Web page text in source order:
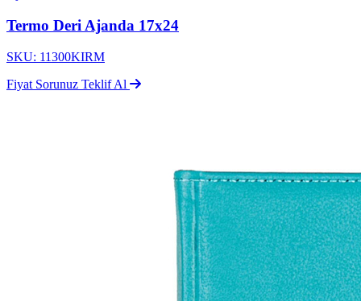
Termo Deri Ajanda 17x24
SKU: 11300KIRM
Fiyat Sorunuz Teklif Al